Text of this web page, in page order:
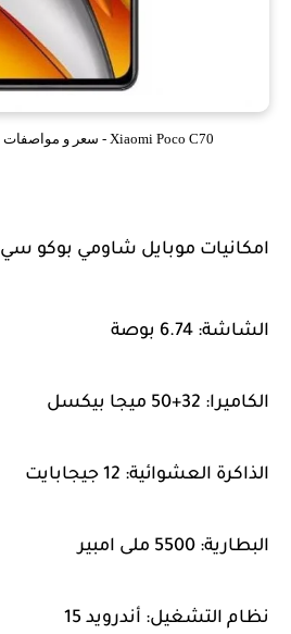
Xiaomi Poco C70 - سعر و مواصفات شاومي بوكو سي 70
امكانيات موبايل شاومي بوكو سي 70
الشاشة: 6.74 بوصة
الكاميرا: 32+50 ميجا بيكسل
الذاكرة العشوائية: 12 جيجابايت
البطارية: 5500 ملى امبير
نظام التشغيل: أندرويد 15